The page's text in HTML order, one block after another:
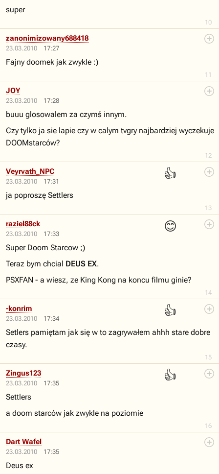
10
super
23.03.2010 17:27
11
zanonimizowany688418
Fajny doomek jak zwykle :)
23.03.2010 17:28
12
JOY
buuu glosowalem za czymś innym.
Czy tylko ja sie lapie czy w calym tvgry najbardziej wyczekuje
DOOMstarców?
23.03.2010 17:31
👍
13
Veyrvath_NPC
ja poproszę Settlers
23.03.2010 17:33
😊
14
raziel88ck
Super Doom Starcow ;)
Teraz bym chcial DEUS EX.
PSXFAN - a wiesz, ze King Kong na koncu filmu ginie?
23.03.2010 17:34
👍
15
-konrim
Setlers pamiętam jak się w to zagrywałem ahhh stare dobre
czasy.
23.03.2010 17:35
👍
16
Zingus123
Settlers
a doom starców jak zwykle na poziomie
23.03.2010 17:35
Dart Wafel
Deus ex